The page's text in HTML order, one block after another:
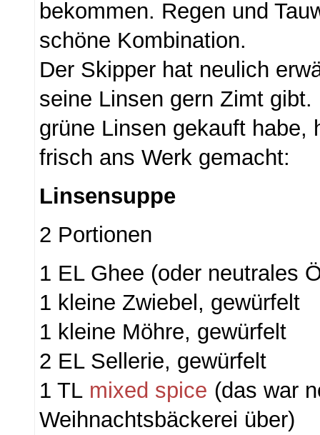
bekommen. Regen und
schöne Kombination.
Der Skipper hat neulich
seine Linsen gern Zimt
grüne Linsen gekauft habe,
frisch ans Werk gemacht:
Linsensuppe
2 Portionen
1 EL Ghee (oder neutrales
1 kleine Zwiebel, gewürfelt
1 kleine Möhre, gewürfelt
2 EL Sellerie, gewürfelt
1 TL mixed spice (das war
Weihnachtsbäckerei über)